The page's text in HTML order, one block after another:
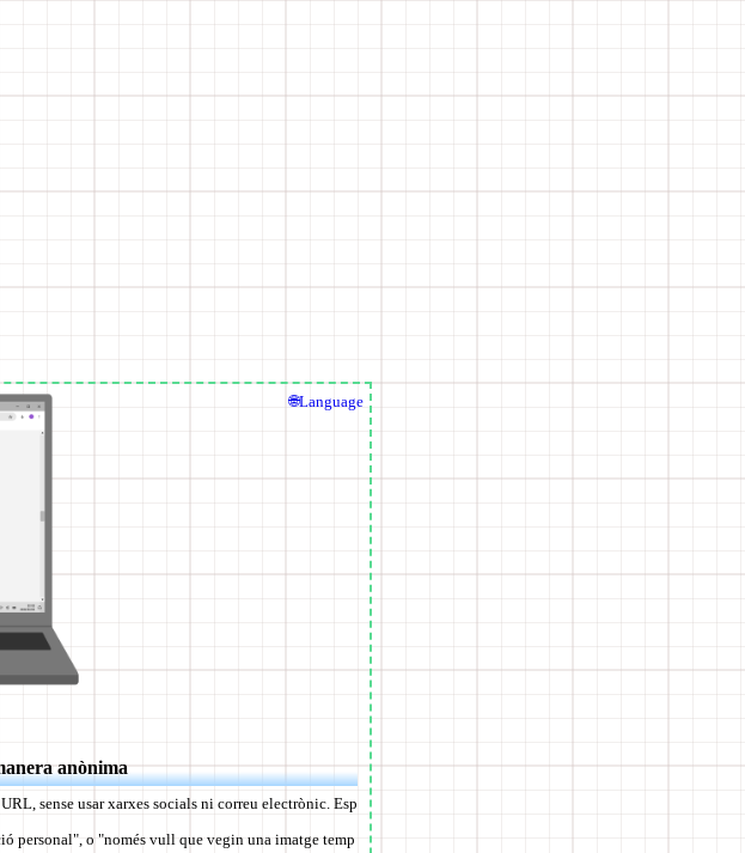
anònima
sense usar xarxes socials ni correu electrònic. Esp
personal", o "només vull que vegin una imatge temp
🌐Language